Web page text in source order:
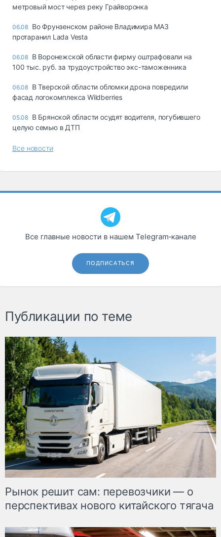
метровый мост через реку Грайворонка
06.08 Во Фрунзенском районе Владимира МАЗ
протаранил Lada Vesta
06.08 В Воронежской области фирму оштрафовали на
100 тыс. руб. за трудоустройство экс-таможенника
06.08 В Тверской области обломки дрона повредили
фасад логокомплекса Wildberries
05.08 В Брянской области осудят водителя, погубившего
целую семью в ДТП
Все новости
Все главные новости в нашем Telegram‑канале
ПОДПИСАТЬСЯ
Публикации по теме
Рынок решит сам: перевозчики — о
перспективах нового китайского тягача